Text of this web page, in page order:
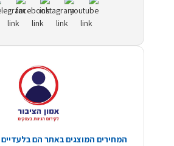
המחירים המוצגים באתר הם